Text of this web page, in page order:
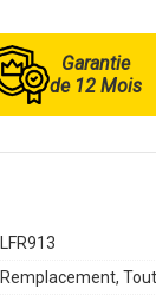
Garantie
de 12 Mois
LFR913
Remplacement,